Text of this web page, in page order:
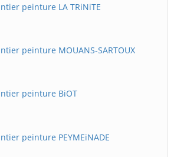
peinture LA TRiNiTE
peinture MOUANS-SARTOUX
peinture BiOT
peinture PEYMEiNADE